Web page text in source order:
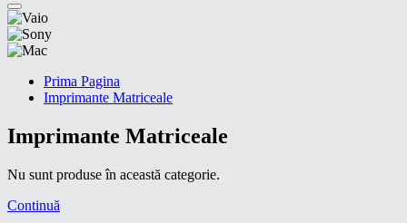
Prima Pagina
Imprimante Matriceale
Imprimante Matriceale
Nu sunt produse în această categorie.
Continuă